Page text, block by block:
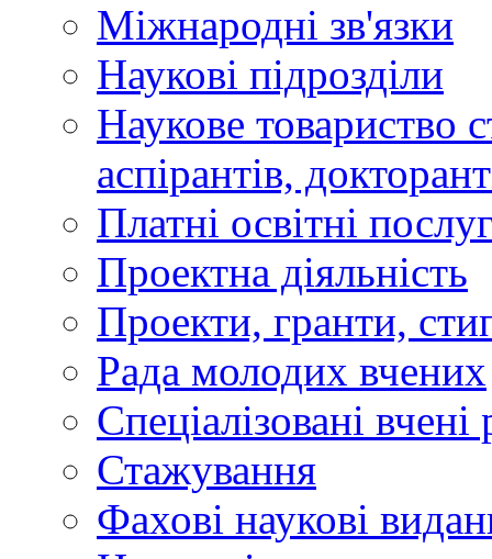
Міжнародні зв'язки
Наукові підрозділи
Наукове товариство
аспірантів,
Платні освітні
Проектна діяльність
Проекти, гранти,
Рада молодих вчених
Спеціалізовані вчені
Стажування
Фахові наукові